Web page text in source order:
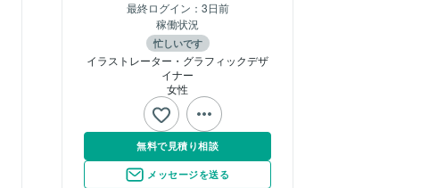
最終ログイン： 3日前
稼働状況
忙しいです
イラストレーター・グラフィックデザ
イナー
女性
無料で見積り相談
メッセージを送る